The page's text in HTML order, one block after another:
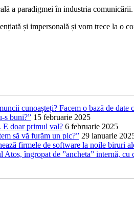
a paradigmei în industria comunicării.
și impersonală și vom trece la
cunoașteți? Facem o bază de date
s buni?” 15 februarie 2025
doar primul val? 6 februarie 2025
să vă furăm un pic?” 29 ianuarie
firmele de software la noile biruri
Atos, îngropat de ”ancheta” internă,